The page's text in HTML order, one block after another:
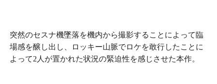
突然のセスナ機墜落を機内から撮影することによって臨
場感を醸し出し、ロッキー山脈でロケを敢行したことに
よって2人が置かれた状況の緊迫性を感じさせた本作。